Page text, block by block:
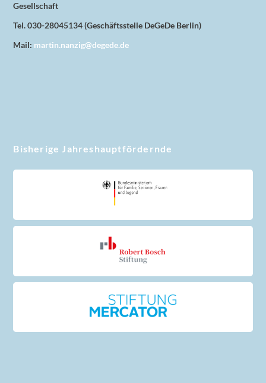
Gesellschaft
Tel. 030-28045134 (Geschäftsstelle DeGeDe Berlin)
Mail: martin.nanzig@degede.de
Bisherige Jahreshauptfördernde